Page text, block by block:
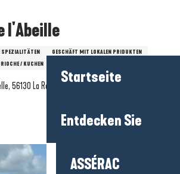
Startseite
Entdecken Sie
ASSÉRAC
l'Abeille
SPEZIALITÄTEN
GESCHÄFT MIT LOKALEN PRIDUKTEN
/ KUCHEN
56130 La Roche-Bernard